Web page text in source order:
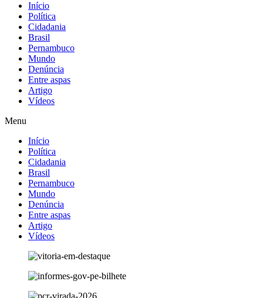
Início
Política
Cidadania
Brasil
Pernambuco
Mundo
Denúncia
Entre aspas
Artigo
Vídeos
Menu
Início
Política
Cidadania
Brasil
Pernambuco
Mundo
Denúncia
Entre aspas
Artigo
Vídeos